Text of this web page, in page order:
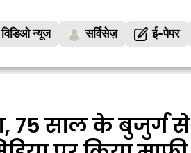
विडिओ न्यूज सर्विसेज़ ई-पेपर
75 साल के बुजुर्ग से